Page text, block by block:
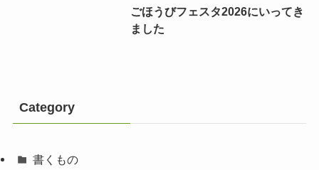
ごほうびフェスタ2026にいってき
ました
Category
書くもの